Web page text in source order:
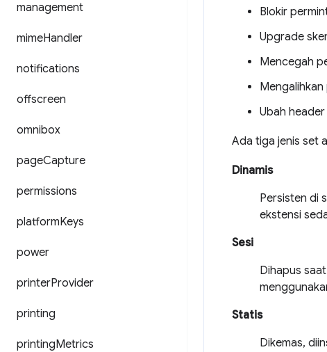
management
mimeHandler
notifications
offscreen
omnibox
pageCapture
permissions
platformKeys
power
printerProvider
printing
printingMetrics
Blokir
Upgrade
Mencegah
Ubah
Ada tiga jenis set
Dinamis
Persisten di
ekstensi
Sesi
Dihapus
Statis
Dikemas,